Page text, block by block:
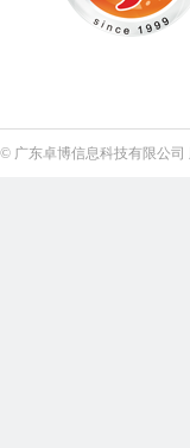
© 广东卓博信息科技有限公司